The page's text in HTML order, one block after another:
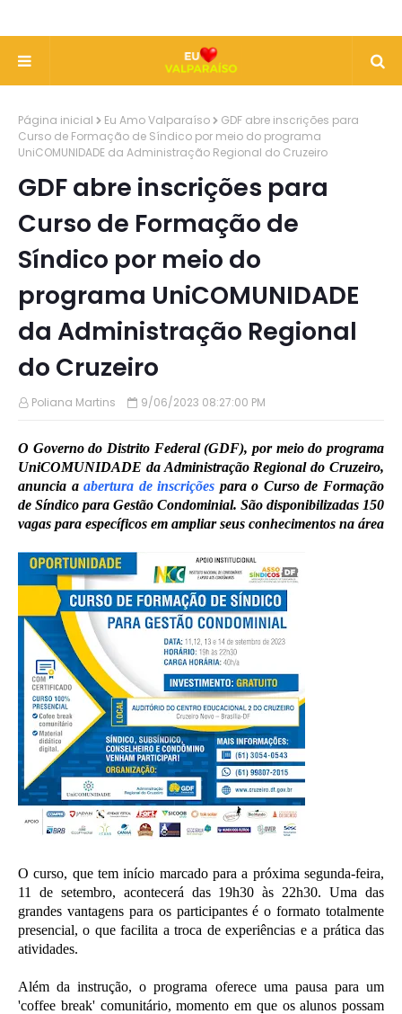
Página inicial Eu Amo Valparaíso
GDF abre inscrições para
Curso de Formação de Síndico por meio do programa
UniCOMUNIDADE da Administração Regional do Cruzeiro
GDF abre inscrições para
Curso de Formação de
Síndico por meio do
programa UniCOMUNIDADE
da Administração Regional
do Cruzeiro
Poliana Martins 9/06/2023 08:27:00 PM
O Governo do Distrito Federal (GDF), por meio do programa
UniCOMUNIDADE da Administração Regional do Cruzeiro,
anuncia aabertura de inscrições para o Curso de Formação
de Síndico para Gestão Condominial. São disponibilizadas 150
vagas para específicos em ampliar seus conhecimentos na área
O curso, que tem início marcado para a próxima segunda-feira,
11 de setembro, acontecerá das 19h30 às 22h30. Uma das
grandes vantagens para os participantes é o formato totalmente
presencial, o que facilita a troca de experiências e a prática das
atividades.
Além da instrução, o programa oferece uma pausa para um
'coffee break' comunitário, momento em que os alunos possam